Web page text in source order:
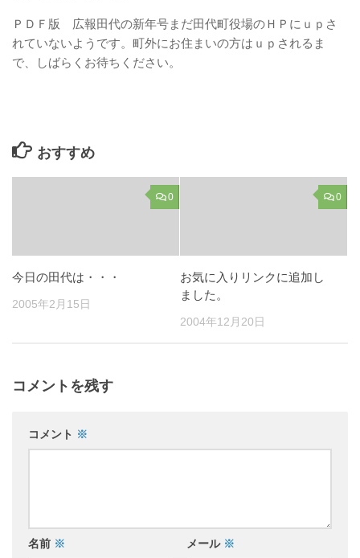
ＰＤＦ版 広報田代の新年号まだ田代町役場のＨＰにｕｐさ
れていないようです。町外にお住まいの方はｕｐされるま
で、しばらくお待ちください。
おすすめ
0
今日の田代は・・・
2005年2月15日
0
お気に入りリンクに追加し
ました。
2004年12月20日
コメントを残す
コメント ※
名前 ※ メール ※